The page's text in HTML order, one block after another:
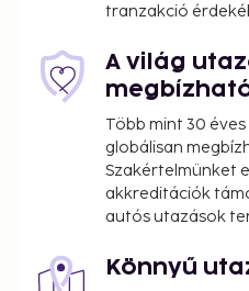
tranzakció
A világ
Több mint 30
globálisan
Szakértelmünket
akkreditációk
autós utazások
Könnyű